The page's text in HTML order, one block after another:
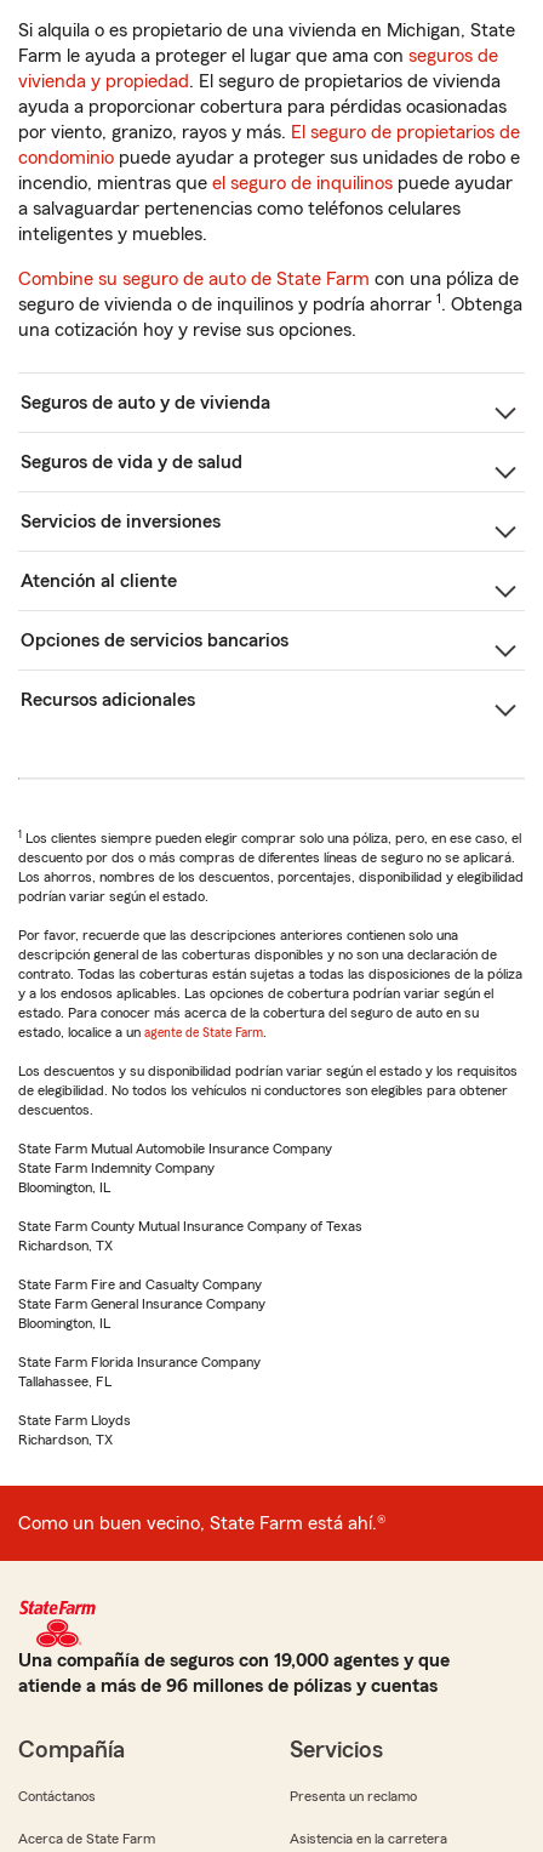
Si alquila o es propietario de una vivienda en Michigan, State
Farm le ayuda a proteger el lugar que ama con seguros de
vivienda y propiedad. El seguro de propietarios de vivienda
ayuda a proporcionar cobertura para pérdidas ocasionadas
por viento, granizo, rayos y más. El seguro de propietarios de
condominio puede ayudar a proteger sus unidades de robo e
incendio, mientras que el seguro de inquilinos puede ayudar
a salvaguardar pertenencias como teléfonos celulares
inteligentes y muebles.
Combine su seguro de auto de State Farm con una póliza de
seguro de vivienda o de inquilinos y podría ahorrar 1. Obtenga
una cotización hoy y revise sus opciones.
Seguros de auto y de vivienda
Seguros de vida y de salud
Servicios de inversiones
Atención al cliente
Opciones de servicios bancarios
Recursos adicionales
1 Los clientes siempre pueden elegir comprar solo una póliza, pero, en ese caso, el
descuento por dos o más compras de diferentes líneas de seguro no se aplicará.
Los ahorros, nombres de los descuentos, porcentajes, disponibilidad y elegibilidad
podrían variar según el estado.
Por favor, recuerde que las descripciones anteriores contienen solo una
descripción general de las coberturas disponibles y no son una declaración de
contrato. Todas las coberturas están sujetas a todas las disposiciones de la póliza
y a los endosos aplicables. Las opciones de cobertura podrían variar según el
estado. Para conocer más acerca de la cobertura del seguro de auto en su
estado, localice a un agente de State Farm
Los descuentos y su disponibilidad podrían variar según el estado y los requisitos
de elegibilidad. No todos los vehículos ni conductores son elegibles para obtener
descuentos.
State Farm Mutual Automobile Insurance Company
State Farm Indemnity Company
Bloomington, IL
State Farm County Mutual Insurance Company of Texas
Richardson, TX
State Farm Fire and Casualty Company
State Farm General Insurance Company
Bloomington, IL
State Farm Florida Insurance Company
Tallahassee, FL
State Farm Lloyds
Richardson, TX
Como un buen vecino, State Farm está ahí.®
Una compañía de seguros con 19,000 agentes y que
atiende a más de 96 millones de pólizas y cuentas
Compañía
Contáctanos
Acerca de State Farm
Servicios
Presenta un reclamo
Asistencia en la carretera